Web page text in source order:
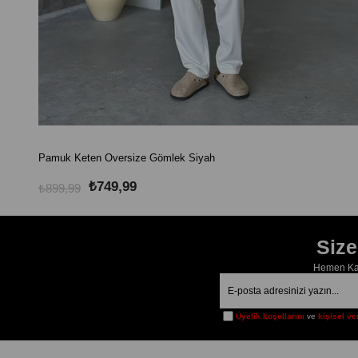
Pamuk Keten Oversize Gömlek Siyah
₺749,99
₺899,99
Hemen
Üyelik koşullarını ve kişisel